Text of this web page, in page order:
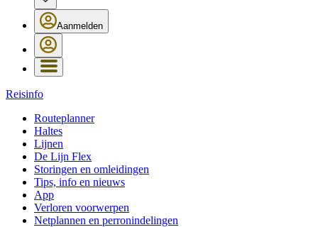
Aanmelden
Reisinfo
Routeplanner
Haltes
Lijnen
De Lijn Flex
Storingen en omleidingen
Tips, info en nieuws
App
Verloren voorwerpen
Netplannen en perronindelingen